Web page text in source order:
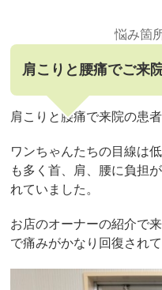
悩み箇
肩こりと腰痛でご来
肩こりと腰痛で来院の患
ワンちゃんたちの目線は
も多く首、肩、腰に負担
れていました。
お店のオーナーの紹介で
で痛みがかなり回復され